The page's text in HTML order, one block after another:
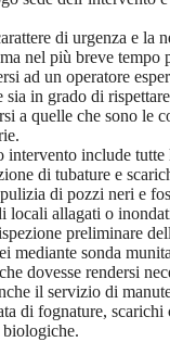
di urgenza e la
nel più breve tempo
ad un operatore
sia in grado di
a quelle che sono le
intervento include tutte
di tubature e
di pozzi neri e
locali allagati o
preliminare
mediante sonda
dovesse rendersi
il servizio di
di fognature,
biologiche.